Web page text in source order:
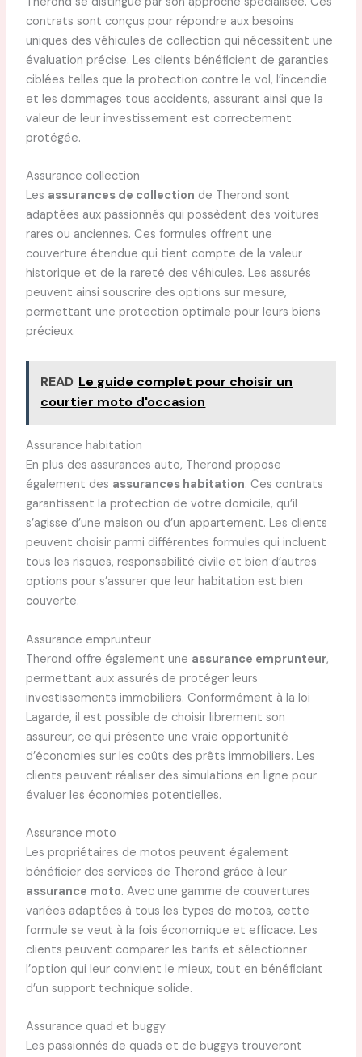
contrats sont conçus pour répondre aux besoins
uniques des véhicules de collection qui nécessitent une
évaluation précise. Les clients bénéficient de garanties
ciblées telles que la protection contre le vol, l’incendie
et les dommages tous accidents, assurant ainsi que la
valeur de leur investissement est correctement
protégée.
Assurance collection
Les assurances de collection de Therond sont
adaptées aux passionnés qui possèdent des voitures
rares ou anciennes. Ces formules offrent une
couverture étendue qui tient compte de la valeur
historique et de la rareté des véhicules. Les assurés
peuvent ainsi souscrire des options sur mesure,
permettant une protection optimale pour leurs biens
précieux.
READ Le guide complet pour choisir un
courtier moto d'occasion
Assurance habitation
En plus des assurances auto, Therond propose
également des assurances habitation. Ces contrats
garantissent la protection de votre domicile, qu’il
s’agisse d’une maison ou d’un appartement. Les clients
peuvent choisir parmi différentes formules qui incluent
tous les risques, responsabilité civile et bien d’autres
options pour s’assurer que leur habitation est bien
couverte.
Assurance emprunteur
Therond offre également une assurance emprunteur,
permettant aux assurés de protéger leurs
investissements immobiliers. Conformément à la loi
Lagarde, il est possible de choisir librement son
assureur, ce qui présente une vraie opportunité
d’économies sur les coûts des prêts immobiliers. Les
clients peuvent réaliser des simulations en ligne pour
évaluer les économies potentielles.
Assurance moto
Les propriétaires de motos peuvent également
bénéficier des services de Therond grâce à leur
assurance moto. Avec une gamme de couvertures
variées adaptées à tous les types de motos, cette
formule se veut à la fois économique et efficace. Les
clients peuvent comparer les tarifs et sélectionner
l’option qui leur convient le mieux, tout en bénéficiant
d’un support technique solide.
Assurance quad et buggy
Les passionnés de quads et de buggys trouveront